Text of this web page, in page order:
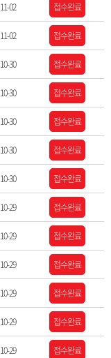
11-02 접수완료
11-02 접수완료
10-30 접수완료
10-30 접수완료
10-30 접수완료
10-30 접수완료
10-30 접수완료
10-29 접수완료
10-29 접수완료
10-29 접수완료
10-29 접수완료
10-29 접수완료
10-29 접수완료